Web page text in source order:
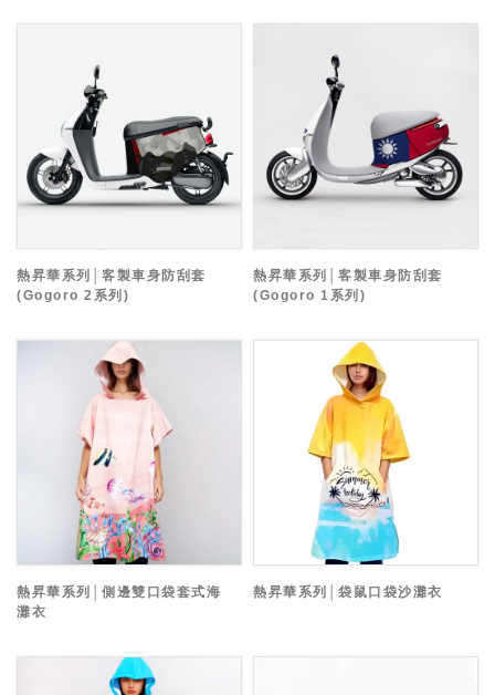
熱昇華系列│客製車身防刮套
(Gogoro 2系列)
熱昇華系列│客製車身防刮套
(Gogoro 1系列)
熱昇華系列│側邊雙口袋套式海
灘衣
熱昇華系列│袋鼠口袋沙灘衣